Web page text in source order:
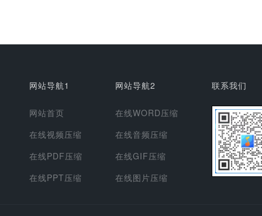
网站导航1
网站首页
在线视频压缩
在线PDF压缩
在线PPT压缩
网站导航2
在线WORD压缩
在线音频压缩
在线GIF压缩
在线图片压缩
联系我们